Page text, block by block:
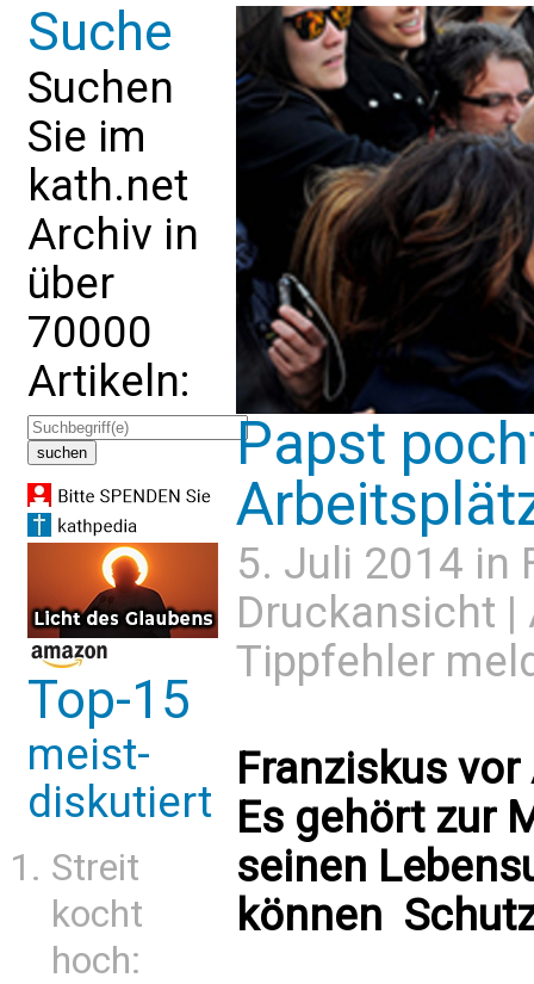
Suche
Suchen
Sie im
kath.net
Archiv in
über
70000
Artikeln:
Top-15
meist-
diskutiert
Streit
kocht
hoch:
Papst
5. Juli 2014 in
Druckansicht |
Tippfehler
Franziskus
Es gehört zur
seinen
können 